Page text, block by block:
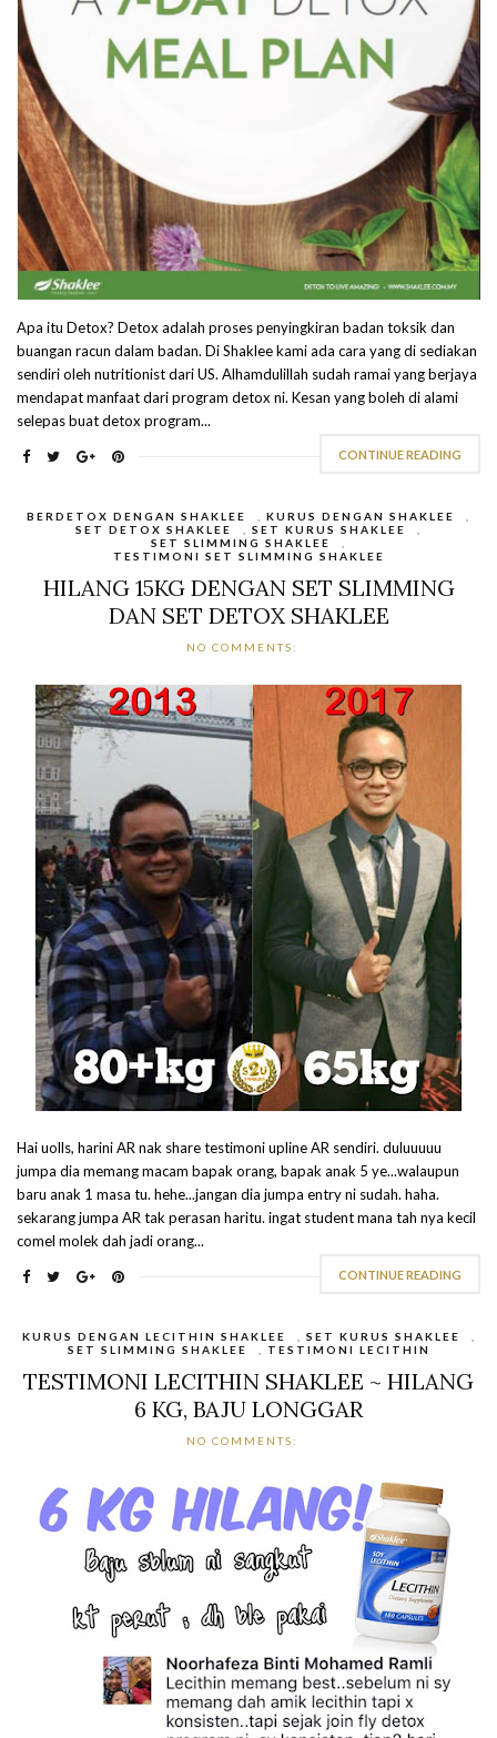
Apa itu Detox? Detox adalah proses penyingkiran badan toksik dan
buangan racun dalam badan. Di Shaklee kami ada cara yang di sediakan
sendiri oleh nutritionist dari US. Alhamdulillah sudah ramai yang berjaya
mendapat manfaat dari program detox ni. Kesan yang boleh di alami
selepas buat detox program...
CONTINUE READING
BERDETOX DENGAN SHAKLEE , KURUS DENGAN SHAKLEE
,
SET DETOX SHAKLEE
, SET KURUS SHAKLEE
,
SET SLIMMING SHAKLEE
,
TESTIMONI SET SLIMMING SHAKLEE
HILANG 15KG DENGAN SET SLIMMING
DAN SET DETOX SHAKLEE
NO COMMENTS:
Hai uolls, harini AR nak share testimoni upline AR sendiri. duluuuuu
jumpa dia memang macam bapak orang, bapak anak 5 ye...walaupun
baru anak 1 masa tu. hehe...jangan dia jumpa entry ni sudah. haha.
sekarang jumpa AR tak perasan haritu. ingat student mana tah nya kecil
comel molek dah jadi orang...
CONTINUE READING
KURUS DENGAN LECITHIN SHAKLEE , SET KURUS SHAKLEE
,
SET SLIMMING SHAKLEE
, TESTIMONI LECITHIN
TESTIMONI LECITHIN SHAKLEE ~ HILANG
6 KG, BAJU LONGGAR
NO COMMENTS: